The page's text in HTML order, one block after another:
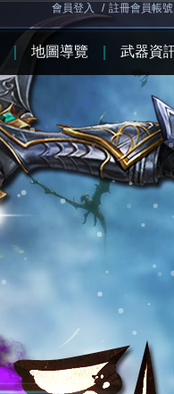
會員登入 / 註冊會員帳號